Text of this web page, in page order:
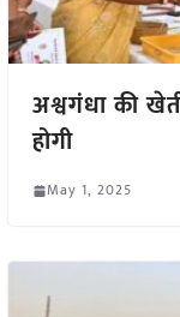
अश्वगंधा की
होगी
May 1, 2025